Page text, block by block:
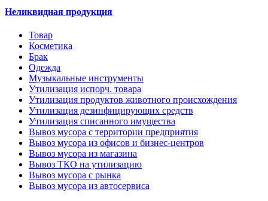
Неликвидная продукция
Товар
Косметика
Брак
Одежда
Музыкальные инструменты
Утилизация испорч. товара
Утилизация продуктов животного происхождения
Утилизация дезинфицирующих средств
Утилизация списанного имущества
Вывоз мусора с территории предприятия
Вывоз мусора из офисов и бизнес-центров
Вывоз мусора из магазина
Вывоз ТКО на утилизацию
Вывоз мусора с рынка
Вывоз мусора из автосервиса